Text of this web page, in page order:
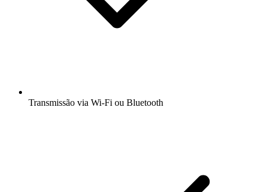
Transmissão via Wi-Fi ou Bluetooth